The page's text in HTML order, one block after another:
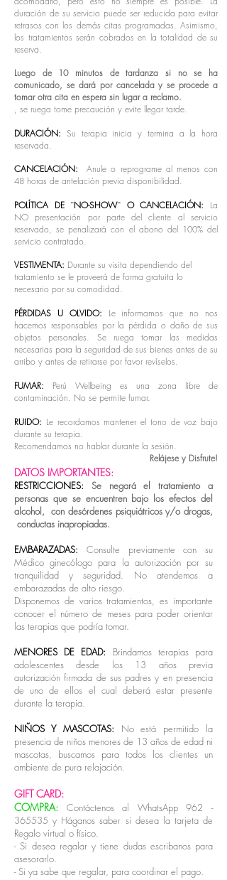
duración de su servicio puede ser reducida para evitar
retrasos con los demás citas programadas. Asimismo,
los tratamientos serán cobrados en la totalidad de su
reserva.
Luego de 10 minutos de tardanza si no se ha
comunicado, se dará por cancelada y se procede a
tomar otra cita en espera sin lugar a reclamo.
, se ruega tome precaución y evite llegar tarde.
DURACIÓN: Su terapia inicia y termina a la hora
reservada.
CANCELACIÓN:
Anule o reprograme al menos con
48 horas de antelación previa disponibilidad.
POLÍTICA DE ¨NO-SHOW¨ O CANCELACIÓN:
La
NO presentación por parte del cliente al servicio
reservado, se penalizará con el abono del 100% del
servicio contratado.
VESTIMENTA: Durante su visita dependiendo del
tratamiento se le proveerá de forma gratuita lo
necesario por su comodidad.
PÉRDIDAS U OLVIDO:
Le informamos que no nos
hacemos responsables por la pérdida o daño de sus
objetos personales. Se ruega tomar las medidas
necesarias para la seguridad de sus bienes antes de su
arribo y antes de retirarse por favor revíselos.
FUMAR: Perú Wellbeing es una zona libre de
contaminación. No se permite fumar.
RUIDO: Le recordamos mantener el tono de voz bajo
durante su terapia.
Recomendamos no hablar durante la sesión.
Relájese y Disfrute!
DATOS IMPORTANTES:
RESTRICCIONES:
Se negará el tratamiento a
personas que se encuentren bajo los efectos del
alcohol, con desórdenes psiquiátricosy/o drogas,
conductas inapropiadas.
EMBARAZADAS: Consulte previamente con su
Médico ginecólogo para la autorización por su
tranquilidad y seguridad. No atendemos a
embarazadas de alto riesgo.
Disponemos de varios tratamientos, es importante
conocer el número de meses para poder orientar
las terapias que podría tomar.
MENORES DE EDAD: Brindamos terapias para
adolescentes desde los 13 años previa
autorización firmada de sus padres y en presencia
de uno de ellos el cual deberá estar presente
durante la terapia.
NIÑOS Y MASCOTAS:
No está permitido la
presencia de niños menores de 13 años de edad ni
mascotas, buscamos para todos los clientes un
ambiente de pura relajación.
GIFT CARD:
COMPRA:
Contáctenos al WhatsApp962 -
365535 y Háganos saber si desea la tarjeta de
Regalo virtual o físico.
-Si desea regalar y tiene dudas escribanos para
asesorarlo.
- Si ya sabe que regalar, para coordinar el pago.